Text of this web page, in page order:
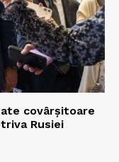
covârșitoare
Rusiei